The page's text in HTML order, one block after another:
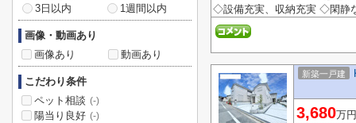
◇設備充実、収納充実 ◇閑静
新築一戸建
3,680万円
3日以内
1週間以内
画像・動画あり
画像あり
動画あり
こだわり条件
ペット相談 (-)
陽当り良好 (-)